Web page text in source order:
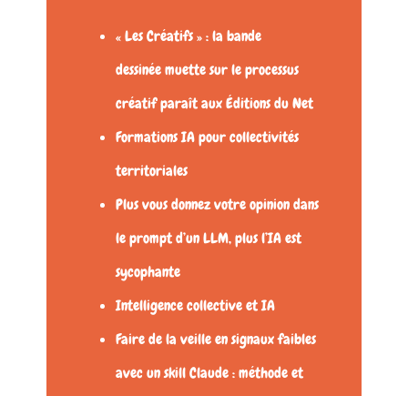
« Les Créatifs » : la bande
dessinée muette sur le processus
créatif paraît aux Éditions du Net
Formations IA pour collectivités
territoriales
Plus vous donnez votre opinion dans
le prompt d’un LLM, plus l’IA est
sycophante
Intelligence collective et IA
Faire de la veille en signaux faibles
avec un skill Claude : méthode et